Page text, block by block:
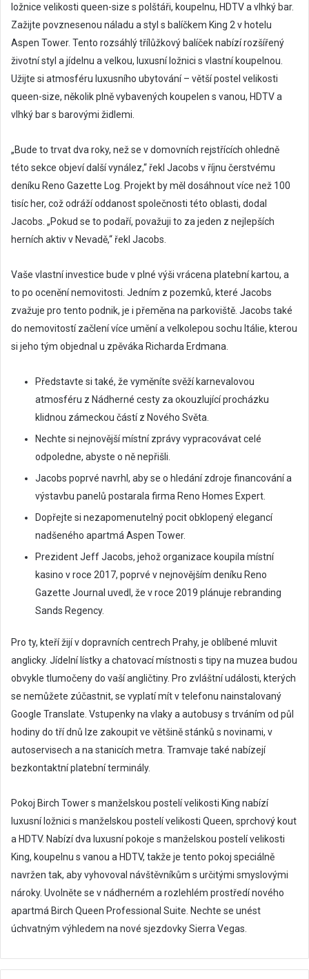
ložnice velikosti queen-size s polštáři, koupelnu, HDTV a vlhký bar.
Zažijte povznesenou náladu a styl s balíčkem King 2 v hotelu
Aspen Tower. Tento rozsáhlý třílůžkový balíček nabízí rozšířený
životní styl a jídelnu a velkou, luxusní ložnici s vlastní koupelnou.
Užijte si atmosféru luxusního ubytování – větší postel velikosti
queen-size, několik plně vybavených koupelen s vanou, HDTV a
vlhký bar s barovými židlemi.
„Bude to trvat dva roky, než se v domovních rejstřících ohledně
této sekce objeví další vynález,“ řekl Jacobs v říjnu čerstvému ​​
deníku Reno Gazette Log. Projekt by měl dosáhnout více než 100
tisíc her, což odráží oddanost společnosti této oblasti, dodal
Jacobs. „Pokud se to podaří, považuji to za jeden z nejlepších
herních aktiv v Nevadě,“ řekl Jacobs.
Vaše vlastní investice bude v plné výši vrácena platební kartou, a
to po ocenění nemovitosti. Jedním z pozemků, které Jacobs
zvažuje pro tento podnik, je i přeměna na parkoviště. Jacobs také
do nemovitostí začlení více umění a velkolepou sochu Itálie, kterou
si jeho tým objednal u zpěváka Richarda Erdmana.
Představte si také, že vyměníte svěží karnevalovou
atmosféru z Nádherné cesty za okouzlující procházku
klidnou zámeckou částí z Nového Světa.
Nechte si nejnovější místní zprávy vypracovávat celé
odpoledne, abyste o ně nepřišli.
Jacobs poprvé navrhl, aby se o hledání zdroje financování a
výstavbu panelů postarala firma Reno Homes Expert.
Dopřejte si nezapomenutelný pocit obklopený elegancí
nadšeného apartmá Aspen Tower.
Prezident Jeff Jacobs, jehož organizace koupila místní
kasino v roce 2017, poprvé v nejnovějším deníku Reno
Gazette Journal uvedl, že v roce 2019 plánuje rebranding
Sands Regency.
Pro ty, kteří žijí v dopravních centrech Prahy, je oblíbené mluvit
anglicky. Jídelní lístky a chatovací místnosti s tipy na muzea budou
obvykle tlumočeny do vaší angličtiny. Pro zvláštní události, kterých
se nemůžete zúčastnit, se vyplatí mít v telefonu nainstalovaný
Google Translate. Vstupenky na vlaky a autobusy s trváním od půl
hodiny do tří dnů lze zakoupit ve většině stánků s novinami, v
autoservisech a na stanicích metra. Tramvaje také nabízejí
bezkontaktní platební terminály.
Pokoj Birch Tower s manželskou postelí velikosti King nabízí
luxusní ložnici s manželskou postelí velikosti Queen, sprchový kout
a HDTV. Nabízí dva luxusní pokoje s manželskou postelí velikosti
King, koupelnu s vanou a HDTV, takže je tento pokoj speciálně
navržen tak, aby vyhovoval návštěvníkům s určitými smyslovými
nároky. Uvolněte se v nádherném a rozlehlém prostředí nového
apartmá Birch Queen Professional Suite. Nechte se unést
úchvatným výhledem na nové sjezdovky Sierra Vegas.